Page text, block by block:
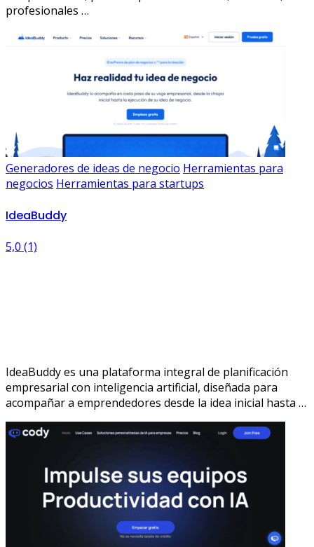
profesionales …
Generadores de ideas de negocio Herramientas para
negocios Herramientas para startups
IdeaBuddy
5,0 (1)
IdeaBuddy es una plataforma integral de planificación
empresarial con inteligencia artificial, diseñada para
acompañar a emprendedores desde la idea inicial hasta …